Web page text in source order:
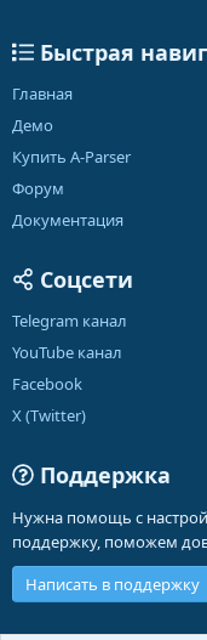
Быстрая
Главная
Демо
Купить A-Parser
Форум
Документация
Соцсети
Telegram канал
YouTube канал
Facebook
X (Twitter)
Поддержка
Нужна помощь с
поддержку, поможем
Написать в поддержку